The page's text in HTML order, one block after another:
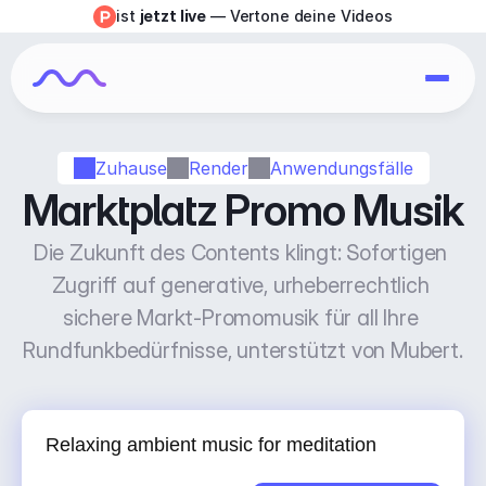
Zuhause Render Anwendungsfälle
Marktplatz Promo Musik
Die Zukunft des Contents klingt: Sofortigen
Zugriff auf generative, urheberrechtlich
sichere Markt-Promomusik für all Ihre
Rundfunkbedürfnisse, unterstützt von Mubert.
ist jetzt live — Vertone deine Videos